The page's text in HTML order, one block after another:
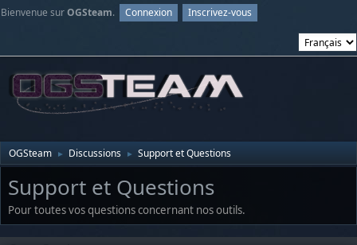
Bienvenue surOGSteam. Connexion Inscrivez-vous
OGSteam ► Discussions ► Support et Questions
Support et Questions
Pour toutes vos questions concernant nos outils.